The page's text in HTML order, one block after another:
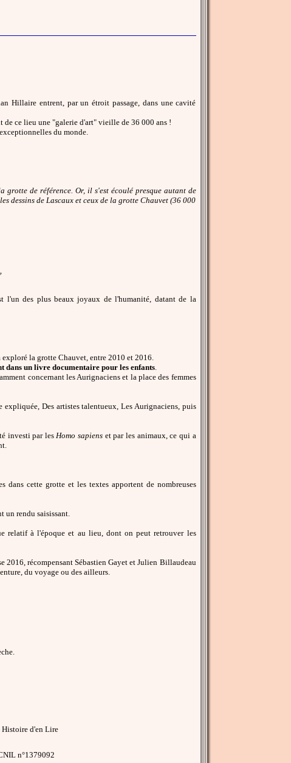
Hillaire entrent, par un étroit passage, dans une cavité
de ce lieu une "galerie d'art" vieille de 36 000 ans !
du monde.
de référence. Or, il s'est écoulé presque autant de
dessins de Lascaux et ceux de la grotte Chauvet (36 000
l'un des plus beaux joyaux de l'humanité, datant de la
la grotte Chauvet, entre 2010 et 2016.
un livre documentaire pour les enfants.
concernant les Aurignaciens et la place des femmes
Des artistes talentueux, Les Aurignaciens, puis
investi par lesHomo sapiens et par les animaux, ce qui a
dans cette grotte et les textes apportent de nombreuses
un rendu saisissant.
relatif à l'époque et au lieu, dont on peut retrouver les
2016, récompensant Sébastien Gayet et Julien Billaudeau
du voyage ou des ailleurs.
d'en Lire
n°1379092